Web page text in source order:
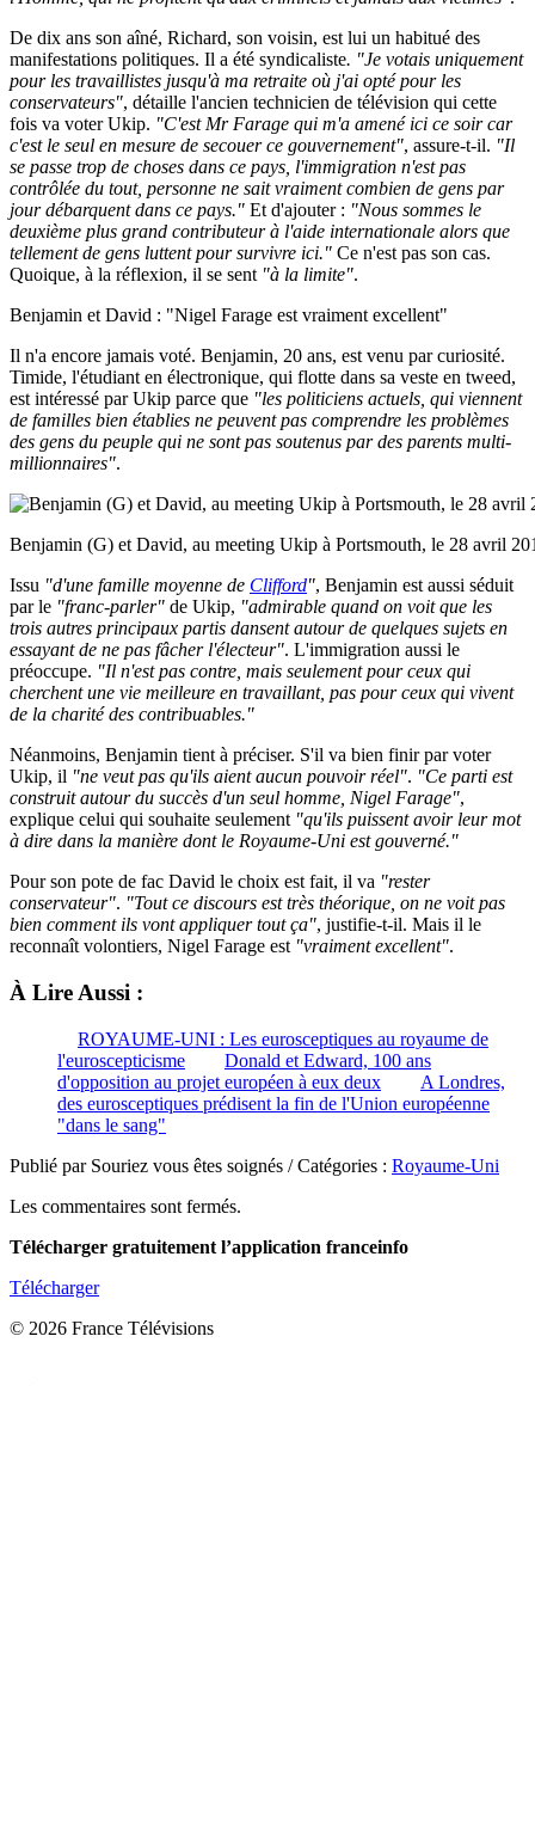
De dix ans son aîné, Richard, son voisin, est lui un habitué des
manifestations politiques. Il a été syndicaliste. "Je votais uniquement
pour les travaillistes jusqu'à ma retraite où j'ai opté pour les
conservateurs", détaille l'ancien technicien de télévision qui cette
fois va voter Ukip. "C'est Mr Farage qui m'a amené ici ce soir car
c'est le seul en mesure de secouer ce gouvernement", assure-t-il. "Il
se passe trop de choses dans ce pays, l'immigration n'est pas
contrôlée du tout, personne ne sait vraiment combien de gens par
jour débarquent dans ce pays." Et d'ajouter : "Nous sommes le
deuxième plus grand contributeur à l'aide internationale alors que
tellement de gens luttent pour survivre ici." Ce n'est pas son cas.
Quoique, à la réflexion, il se sent "à la limite".
Benjamin et David : "Nigel Farage est vraiment excellent"
Il n'a encore jamais voté. Benjamin, 20 ans, est venu par curiosité.
Timide, l'étudiant en électronique, qui flotte dans sa veste en tweed,
est intéressé par Ukip parce que "les politiciens actuels, qui viennent
de familles bien établies ne peuvent pas comprendre les problèmes
des gens du peuple qui ne sont pas soutenus par des parents multi-
millionnaires".
Benjamin (G) et David, au meeting Ukip à Portsmouth, le 28 avril
Issu "d'une famille moyenne de Clifford", Benjamin est aussi séduit
par le "franc-parler" de Ukip, "admirable quand on voit que les
trois autres principaux partis dansent autour de quelques sujets en
essayant de ne pas fâcher l'électeur". L'immigration aussi le
préoccupe. "Il n'est pas contre, mais seulement pour ceux qui
cherchent une vie meilleure en travaillant, pas pour ceux qui vivent
de la charité des contribuables."
Néanmoins, Benjamin tient à préciser. S'il va bien finir par voter
Ukip, il "ne veut pas qu'ils aient aucun pouvoir réel". "Ce parti est
construit autour du succès d'un seul homme, Nigel Farage",
explique celui qui souhaite seulement "qu'ils puissent avoir leur mot
à dire dans la manière dont le Royaume-Uni est gouverné."
Pour son pote de fac David le choix est fait, il va "rester
conservateur". "Tout ce discours est très théorique, on ne voit pas
bien comment ils vont appliquer tout ça", justifie-t-il. Mais il le
reconnaît volontiers, Nigel Farage est "vraiment excellent".
À Lire Aussi :
ROYAUME-UNI : Les eurosceptiques au royaume de
l'euroscepticisme
Donald et Edward, 100 ans
d'opposition au projet européen à eux deux
A Londres,
des eurosceptiques prédisent la fin de l'Union européenne
"dans le sang"
Publié par Souriez vous êtes soignés / Catégories : Royaume-Uni
Les commentaires sont fermés.
Télécharger gratuitement l’application franceinfo
Télécharger
© 2026 France Télévisions